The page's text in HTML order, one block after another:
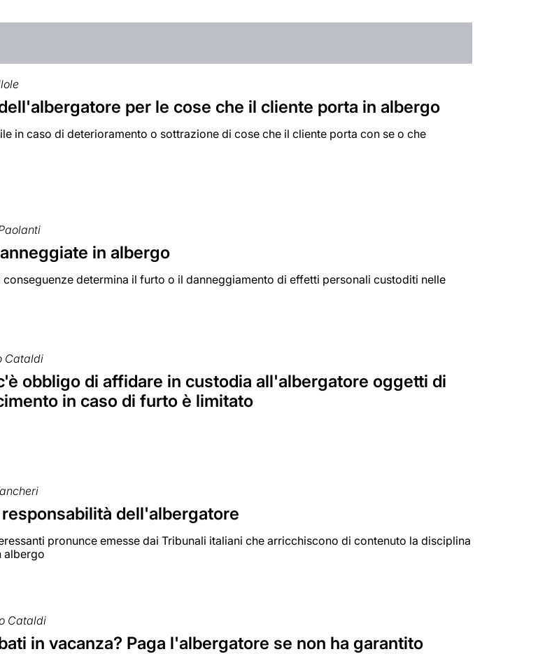
per le cose che il cliente porta in albergo
in caso di deterioramento o sottrazione di cose che il cliente porta con se o che
in albergo
determina il furto o il danneggiamento di effetti personali custoditi nelle
Cataldi
obbligo di affidare in custodia all'albergatore oggetti di
in caso di furto è limitato
dell'albergatore
pronunce emesse dai Tribunali italiani che arricchiscono di contenuto la disciplina
albergo
Cataldi
in vacanza? Paga l'albergatore se non ha garantito